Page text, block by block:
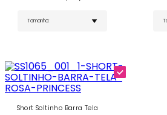
Rosa. É a escolha certeira
Short Soltinho Barra Tela